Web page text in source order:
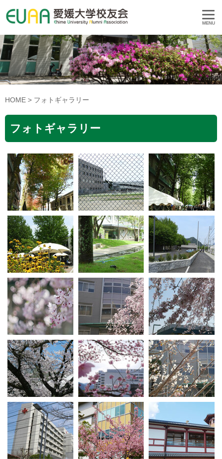
HOME > フォトギャラリー
フォトギャラリー